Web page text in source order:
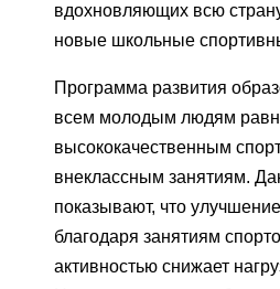
вдохновляющих всю
новые школьные
Программа развития
всем молодым людям
высококачественным
внеклассным занятиям.
показывают, что
благодаря занятиям
активностью снижает